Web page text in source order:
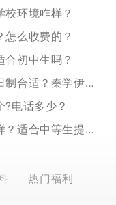
环境咋样？
么收费的？
初中生吗？
高三成绩中等什么时候报名全日制合适？秦学伊顿推荐吗？
电话多少？
西安伊顿补习高考复读数据咋样？适合中等生提分吗？
热门福利